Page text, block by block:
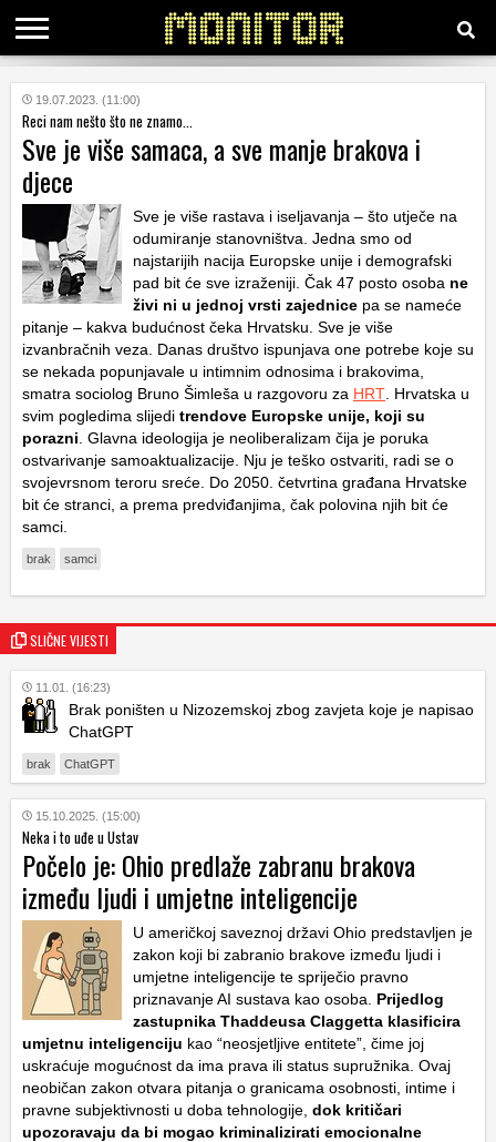
KATEGORIJE
HRVATSKI
WEB
19.07.2023. (11:00)
Reci nam nešto što ne znamo...
Sve je više samaca, a sve manje brakova i
djece
Sve je više rastava i iseljavanja – što utječe na
odumiranje stanovništva. Jedna smo od
najstarijih nacija Europske unije i demografski
pad bit će sve izraženiji. Čak 47 posto osoba ne
živi ni u jednoj vrsti zajednice pa se nameće
pitanje – kakva budućnost čeka Hrvatsku. Sve je više
izvanbračnih veza. Danas društvo ispunjava one potrebe koje su
se nekada popunjavale u intimnim odnosima i brakovima,
smatra sociolog Bruno Šimleša u razgovoru za HRT . Hrvatska u
svim pogledima slijedi trendove Europske unije, koji su
porazni . Glavna ideologija je neoliberalizam čija je poruka
ostvarivanje samoaktualizacije. Nju je teško ostvariti, radi se o
svojevrsnom teroru sreće. Do 2050. četvrtina građana Hrvatske
bit će stranci, a prema predviđanjima, čak polovina njih bit će
samci.
brak samci
SLIČNE VIJESTI
11.01. (16:23)
Brak poništen u Nizozemskoj zbog zavjeta koje je napisao
ChatGPT
brak ChatGPT
15.10.2025. (15:00)
Neka i to uđe u Ustav
Počelo je: Ohio predlaže zabranu brakova
između ljudi i umjetne inteligencije
U američkoj saveznoj državi Ohio predstavljen je
zakon koji bi zabranio brakove između ljudi i
umjetne inteligencije te spriječio pravno
priznavanje AI sustava kao osoba. Prijedlog
zastupnika Thaddeusa Claggetta klasificira
umjetnu inteligenciju kao “neosjetljive entitete”, čime joj
uskraćuje mogućnost da ima prava ili status supružnika. Ovaj
neobičan zakon otvara pitanja o granicama osobnosti, intime i
pravne subjektivnosti u doba tehnologije, dok kritičari
upozoravaju da bi mogao kriminalizirati emocionalne